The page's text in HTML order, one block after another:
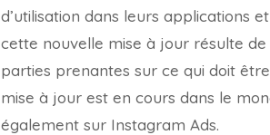
d’utilisation dans leurs applications
cette nouvelle mise à jour résulte
parties prenantes sur ce qui doit
mise à jour est en cours dans le
également sur Instagram Ads.